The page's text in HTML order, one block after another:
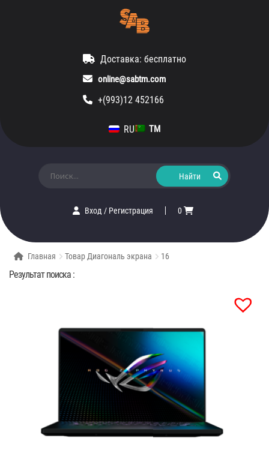
Доставка: бесплатно
online@sabtm.com
+(993)12 452166
RU TM
Вход/ Регистрация 0
Главная Товар Диагональ экрана 16
Результат поиска :